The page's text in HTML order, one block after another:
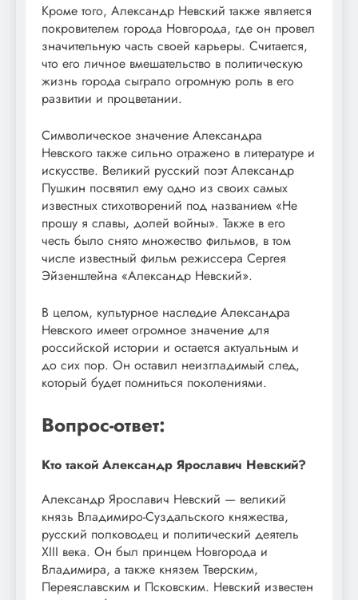
Кроме того, Александр Невский также является
покровителем города Новгорода, где он провел
значительную часть своей карьеры. Считается,
что его личное вмешательство в политическую
жизнь города сыграло огромную роль в его
развитии и процветании.
Символическое значение Александра
Невского также сильно отражено в литературе и
искусстве. Великий русский поэт Александр
Пушкин посвятил ему одно из своих самых
известных стихотворений под названием «Не
прошу я славы, долей войны». Также в его
честь было снято множество фильмов, в том
числе известный фильм режиссера Сергея
Эйзенштейна «Александр Невский».
В целом, культурное наследие Александра
Невского имеет огромное значение для
российской истории и остается актуальным и
до сих пор. Он оставил неизгладимый след,
который будет помниться поколениями.
Вопрос-ответ:
Кто такой Александр Ярославич Невский?
Александр Ярославич Невский — великий
князь Владимиро-Суздальского княжества,
русский полководец и политический деятель
XIII века. Он был принцем Новгорода и
Владимира, а также князем Тверским,
Переяславским и Псковским. Невский известен